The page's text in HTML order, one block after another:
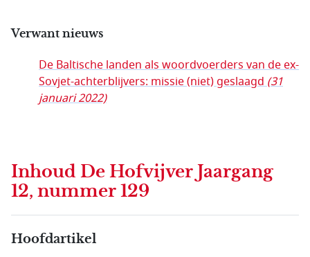
Verwant nieuws
De Baltische landen als woordvoerders van de ex-
Sovjet-achterblijvers: missie (niet) geslaagd(31
januari 2022)
Inhoud De Hofvijver Jaargang
12, nummer 129
Hoofdartikel